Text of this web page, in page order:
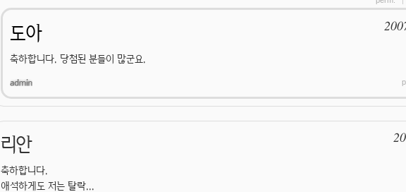
도아
축하합니다. 당첨된 분들이 많군요.
리안
축하합니다.
애석하게도 저는 탈락...